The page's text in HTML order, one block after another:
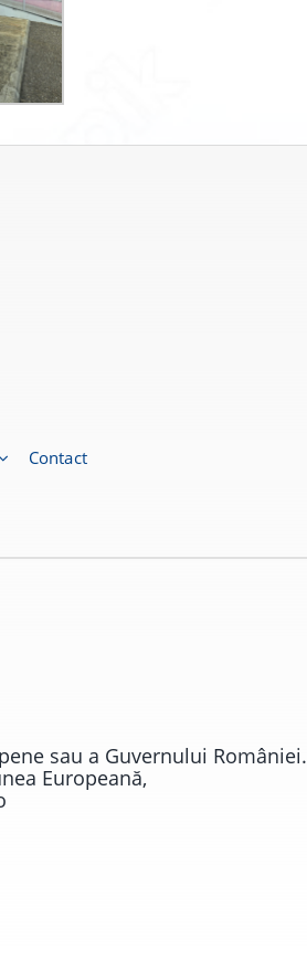
Contact
sau a Guvernului României.
Europeană,